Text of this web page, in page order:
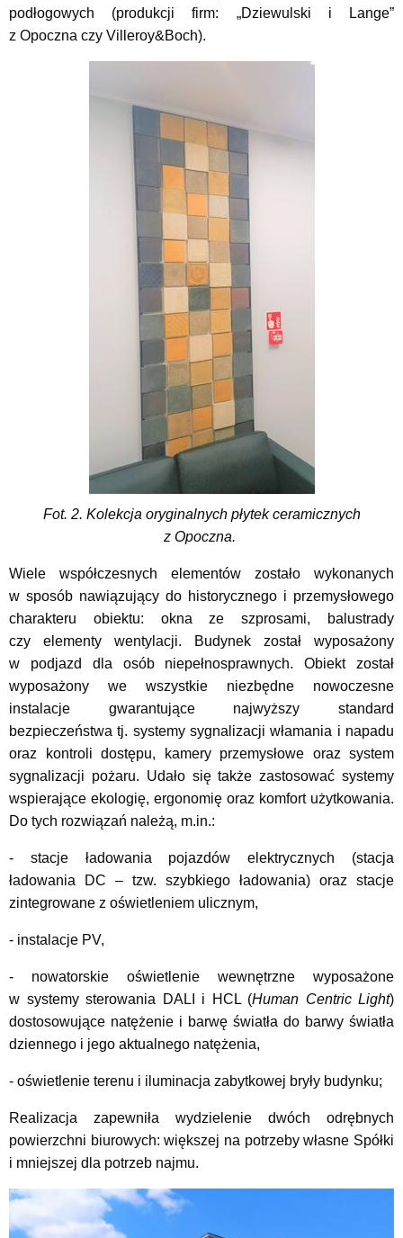
podłogowych (produkcji firm: „Dziewulski i Lange”
z Opoczna czy Villeroy&Boch).
Fot. 2. Kolekcja oryginalnych płytek ceramicznych
z Opoczna.
Wiele współczesnych elementów zostało wykonanych
w sposób nawiązujący do historycznego i przemysłowego
charakteru obiektu: okna ze szprosami, balustrady
czy elementy wentylacji. Budynek został wyposażony
w podjazd dla osób niepełnosprawnych. Obiekt został
wyposażony we wszystkie niezbędne nowoczesne
instalacje gwarantujące najwyższy standard
bezpieczeństwa tj. systemy sygnalizacji włamania i napadu
oraz kontroli dostępu, kamery przemysłowe oraz system
sygnalizacji pożaru. Udało się także zastosować systemy
wspierające ekologię, ergonomię oraz komfort użytkowania.
Do tych rozwiązań należą, m.in.:
- stacje ładowania pojazdów elektrycznych (stacja
ładowania DC – tzw. szybkiego ładowania) oraz stacje
zintegrowane z oświetleniem ulicznym,
- instalacje PV,
- nowatorskie oświetlenie wewnętrzne wyposażone
w systemy sterowania DALI i HCL (Human Centric Light)
dostosowujące natężenie i barwę światła do barwy światła
dziennego i jego aktualnego natężenia,
- oświetlenie terenu i iluminacja zabytkowej bryły budynku;
Realizacja zapewniła wydzielenie dwóch odrębnych
powierzchni biurowych: większej na potrzeby własne Spółki
i mniejszej dla potrzeb najmu.